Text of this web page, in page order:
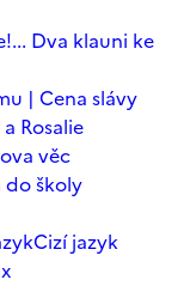
Dva klauni ke
| Cena slávy
Rosalie
věc
do školy
Cizí jazyk